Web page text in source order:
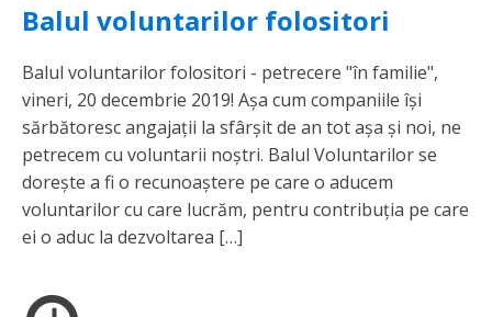
Balul voluntarilor folositori
Balul voluntarilor folositori - petrecere "în familie",
vineri, 20 decembrie 2019! Așa cum companiile își
sărbătoresc angajații la sfârșit de an tot așa și noi, ne
petrecem cu voluntarii noștri. Balul Voluntarilor se
dorește a fi o recunoaștere pe care o aducem
voluntarilor cu care lucrăm, pentru contribuția pe care
ei o aduc la dezvoltarea […]